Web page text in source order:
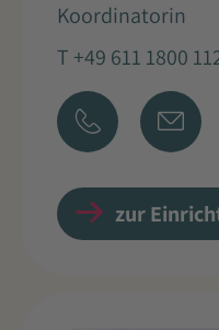
Koordinatorin
T +49 611 1800
zur